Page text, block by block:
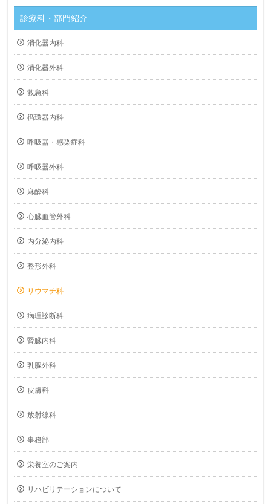
診療科・部門紹介
消化器内科
消化器外科
救急科
循環器内科
呼吸器・感染症科
呼吸器外科
麻酔科
心臓血管外科
内分泌内科
整形外科
リウマチ科
病理診断科
腎臓内科
乳腺外科
皮膚科
放射線科
事務部
栄養室のご案内
リハビリテーションについて